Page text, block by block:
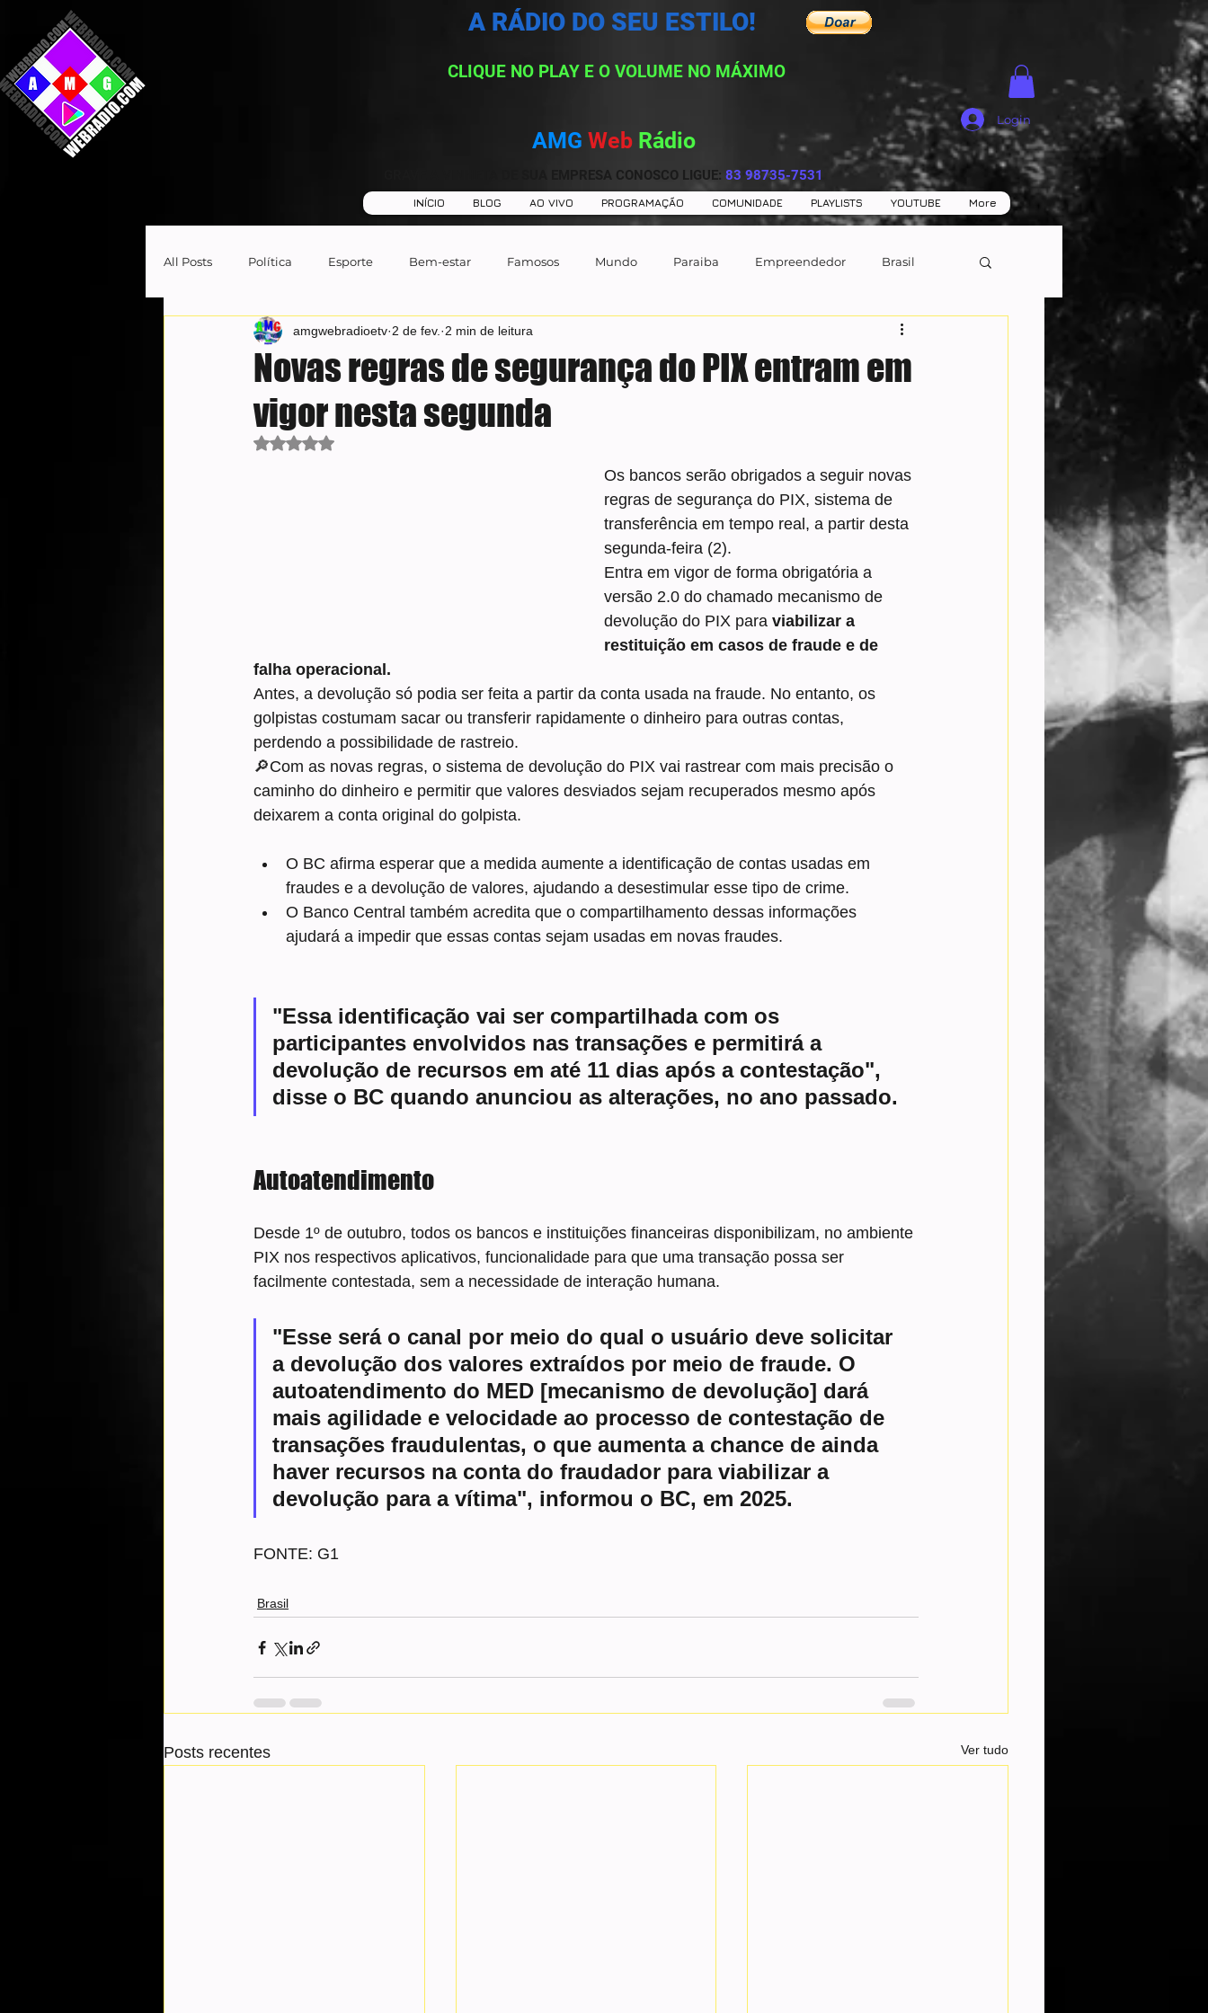
CLIQUE NO PLAY E O VOLUME NO MÁXIMO
AMG Web Rádio
GRAVE A VINHETA DE SUA EMPRESA CONOSCO LIGUE: 83 98735-7531
A RÁDIO DO SEU ESTILO!
Login
INÍCIO BLOG AO VIVO PROGRAMAÇÃO COMUNIDADE PLAYLISTS YOUTUBE More
All Posts Política Esporte Bem-estar Famosos Mundo Paraiba Empreendedor Brasil
Novas regras de segurança do PIX entram em
vigor nesta segunda
amgwebradioetv 2 de fev. 2 min de leitura
Avaliado com NaN de 5 estrelas.
Os bancos serão obrigados a seguir novas
regras de segurança do PIX, sistema de
transferência em tempo real, a partir desta
segunda-feira (2).
Entra em vigor de forma obrigatória a
versão 2.0 do chamado mecanismo de
devolução do PIX para viabilizar a
restituição em casos de fraude e de
falha operacional.
Antes, a devolução só podia ser feita a partir da conta usada na fraude. No entanto, os
golpistas costumam sacar ou transferir rapidamente o dinheiro para outras contas,
perdendo a possibilidade de rastreio.
🔎Com as novas regras, o sistema de devolução do PIX vai rastrear com mais precisão o
caminho do dinheiro e permitir que valores desviados sejam recuperados mesmo após
deixarem a conta original do golpista.
O BC afirma esperar que a medida aumente a identificação de contas usadas em
fraudes e a devolução de valores, ajudando a desestimular esse tipo de crime.
O Banco Central também acredita que o compartilhamento dessas informações
ajudará a impedir que essas contas sejam usadas em novas fraudes.
"​Essa identificação vai ser compartilhada com os
participantes envolvidos nas transações e permitirá a
devolução de recursos em até 11 dias após a contestação",
disse o BC quando anunciou as alterações, no ano passado.
Autoatendimento
Desde 1º de outubro, todos os bancos e instituições financeiras disponibilizam, no ambiente
PIX nos respectivos aplicativos, funcionalidade para que uma transação possa ser
facilmente contestada, sem a necessidade de interação humana.
"Esse será o canal por meio do qual o usuário deve solicitar
a devolução dos valores extraídos por meio de fraude. O
autoatendimento do MED [mecanismo de devolução] dará
mais agilidade e velocidade ao processo de contestação de
transações fraudulentas, o que aumenta a chance de ainda
haver recursos na conta do fraudador para viabilizar a
devolução para a vítima", informou o BC, em 2025.
FONTE: G1
Brasil
Posts recentes Ver tudo